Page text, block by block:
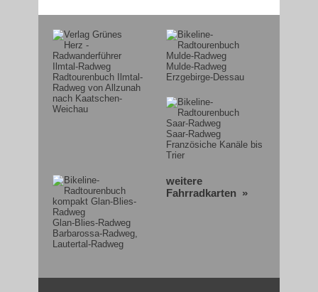
Radtourenbuch Ilmtal-
Radweg von Allzunah
nach Kaatschen-
Weichau
Mulde-Radweg
Erzgebirge-Dessau
Saar-Radweg
Französiche Kanäle bis
Trier
Glan-Blies-Radweg
Barbarossa-Radweg,
Lautertal-Radweg
weitere
Fahrradkarten »